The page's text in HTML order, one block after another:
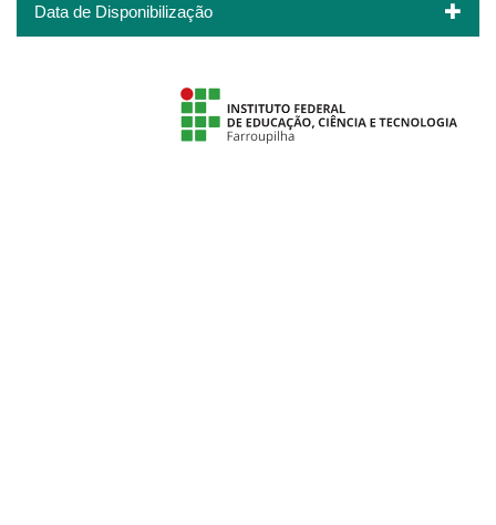
Data de Disponibilização